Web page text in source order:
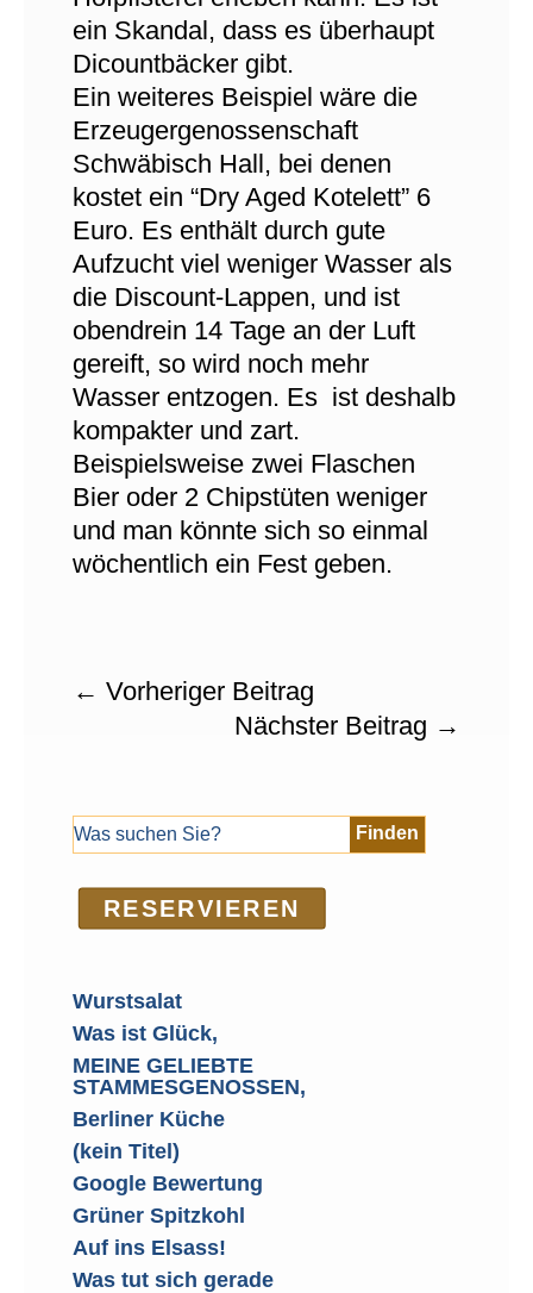
ein Skandal, dass es überhaupt
Dicountbäcker gibt.
Ein weiteres Beispiel wäre die
Erzeugergenossenschaft
Schwäbisch Hall, bei denen
kostet ein “Dry Aged Kotelett” 6
Euro. Es enthält durch gute
Aufzucht viel weniger Wasser als
die Discount-Lappen, und ist
obendrein 14 Tage an der Luft
gereift, so wird noch mehr
Wasser entzogen. Es ist deshalb
kompakter und zart.
Beispielsweise zwei Flaschen
Bier oder 2 Chipstüten weniger
und man könnte sich so einmal
wöchentlich ein Fest geben.
← Vorheriger Beitrag
Nächster Beitrag →
RE­SER­VIEREN
Wurstsalat
Was ist Glück,
MEINE GELIEBTE
STAMMESGENOSSEN,
Berliner Küche
(kein Titel)
Google Bewertung
Grüner Spitzkohl
Auf ins Elsass!
Was tut sich gerade